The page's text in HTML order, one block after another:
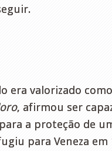
era valorizado
, afirmou ser
a proteção de
para Veneza